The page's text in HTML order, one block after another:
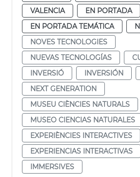
VALENCIA
EN PORTADA
EN PORTADA TEMÁTICA
NOVES TECNOLOGIES
NUEVAS TECNOLOGÍAS
INVERSIÓ
INVERSIÓN
NEXT GENERATION
MUSEU CIÈNCIES NATURALS
MUSEO CIENCIAS NATURALES
EXPERIÈNCIES INTERACTIVES
EXPERIENCIAS INTERACTIVAS
IMMERSIVES